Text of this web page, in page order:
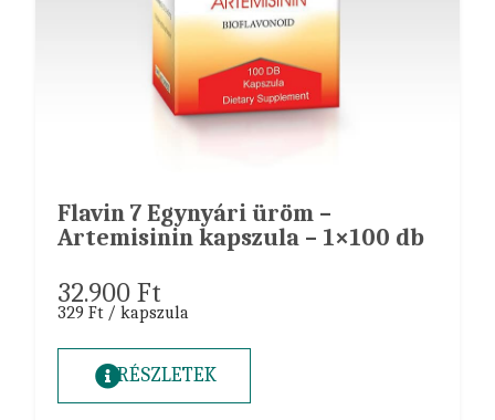
Flavin 7 Egynyári üröm –
Artemisinin kapszula – 1×100 db
32.900Ft
329 Ft / kapszula
RÉSZLETEK